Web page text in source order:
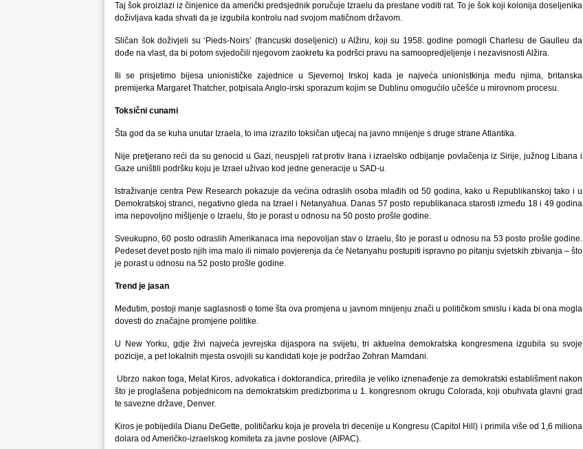
Taj šok proizlazi iz činjenice da američki predsjednik poručuje Izraelu da prestane voditi rat. To je šok koji kolonija doseljenika
doživljava kada shvati da je izgubila kontrolu nad svojom matičnom državom.
Sličan šok doživjeli su ‘Pieds-Noirs’ (francuski doseljenici) u Alžiru, koji su 1958. godine pomogli Charlesu de Gaulleu da
dođe na vlast, da bi potom svjedočili njegovom zaokretu ka podršci pravu na samoopredjeljenje i nezavisnosti Alžira.
Ili se prisjetimo bijesa unionističke zajednice u Sjevernoj Irskoj kada je najveća unionistkinja među njima, britanska
premijerka Margaret Thatcher, potpisala Anglo-irski sporazum kojim se Dublinu omogućilo učešće u mirovnom procesu.
Toksični cunami
Šta god da se kuha unutar Izraela, to ima izrazito toksičan utjecaj na javno mnijenje s druge strane Atlantika.
Nije pretjerano reći da su genocid u Gazi, neuspjeli rat protiv Irana i izraelsko odbijanje povlačenja iz Sirije, južnog Libana i
Gaze uništili podršku koju je Izrael uživao kod jedne generacije u SAD-u.
Istraživanje centra Pew Research pokazuje da većina odraslih osoba mlađih od 50 godina, kako u Republikanskoj tako i u
Demokratskoj stranci, negativno gleda na Izrael i Netanyahua. Danas 57 posto republikanaca starosti između 18 i 49 godina
ima nepovoljno mišljenje o Izraelu, što je porast u odnosu na 50 posto prošle godine.
Sveukupno, 60 posto odraslih Amerikanaca ima nepovoljan stav o Izraelu, što je porast u odnosu na 53 posto prošle godine.
Pedeset devet posto njih ima malo ili nimalo povjerenja da će Netanyahu postupiti ispravno po pitanju svjetskih zbivanja – što
je porast u odnosu na 52 posto prošle godine.
Trend je jasan
Međutim, postoji manje saglasnosti o tome šta ova promjena u javnom mnijenju znači u političkom smislu i kada bi ona mogla
dovesti do značajne promjene politike.
U New Yorku, gdje živi najveća jevrejska dijaspora na svijetu, tri aktuelna demokratska kongresmena izgubila su svoje
pozicije, a pet lokalnih mjesta osvojili su kandidati koje je podržao Zohran Mamdani.
Ubrzo nakon toga, Melat Kiros, advokatica i doktorandica, priredila je veliko iznenađenje za demokratski establišment nakon
što je proglašena pobjednicom na demokratskim predizborima u 1. kongresnom okrugu Colorada, koji obuhvata glavni grad
te savezne države, Denver.
Kiros je pobijedila Dianu DeGette, političarku koja je provela tri decenije u Kongresu (Capitol Hill) i primila više od 1,6 miliona
dolara od Američko-izraelskog komiteta za javne poslove (AIPAC).